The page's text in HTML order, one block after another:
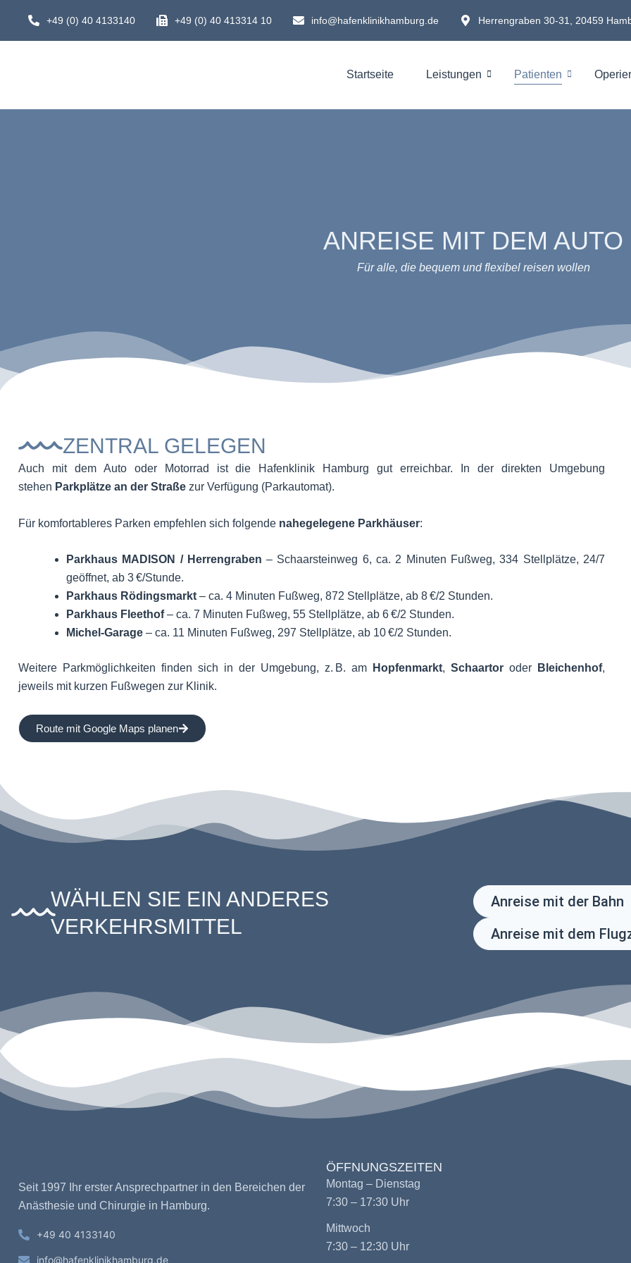
springen
+49 (0) 40 4133140 +49 (0) 40 413314 10 info@hafenklinikhamburg.de Herrengraben 30-31, 20459
Startseite Leistungen Patienten
ANREISE MIT DEM AUTO
Für alle, die bequem und flexibel reisen wollen
ZENTRAL GELEGEN
Auch mit dem Auto oder Motorrad ist die Hafenklinik Hamburg gut erreichbar. In der direkten Umgebung
stehen Parkplätze an der Straße zur Verfügung (Parkautomat).
Für komfortableres Parken empfehlen sich folgende nahegelegene Parkhäuser:
Parkhaus MADISON / Herrengraben – Schaarsteinweg 6, ca. 2 Minuten Fußweg, 334 Stellplätze, 24/7
geöffnet, ab 3 €/Stunde.
Parkhaus Rödingsmarkt – ca. 4 Minuten Fußweg, 872 Stellplätze, ab 8 €/2 Stunden.
Parkhaus Fleethof– ca. 7 Minuten Fußweg, 55 Stellplätze, ab 6 €/2 Stunden.
Michel-Garage – ca. 11 Minuten Fußweg, 297 Stellplätze, ab 10 €/2 Stunden.
Weitere Parkmöglichkeiten finden sich in der Umgebung, z. B. am Hopfenmarkt, Schaartoroder Bleichenhof,
jeweils mit kurzen Fußwegen zur Klinik.
Route mit Google Maps planen
WÄHLEN SIE EIN ANDERES
VERKEHRSMITTEL
Anreise mit der Bahn
Anreise mit dem
Seit 1997 Ihr erster Ansprechpartner in den Bereichen der
Anästhesie und Chirurgie in Hamburg.
+49 40 4133140
info@hafenklinikhamburg.de
ÖFFNUNGSZEITEN
Montag – Dienstag
7:30 – 17:30 Uhr
Mittwoch
7:30 – 12:30 Uhr